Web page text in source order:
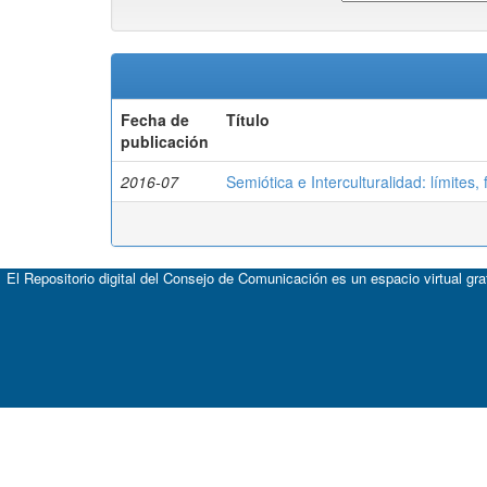
Fecha de
publicación
Título
2016-07 Semiótica e Interculturalidad:
El Repositorio digital del Consejo de Comunicación es un espacio virtual